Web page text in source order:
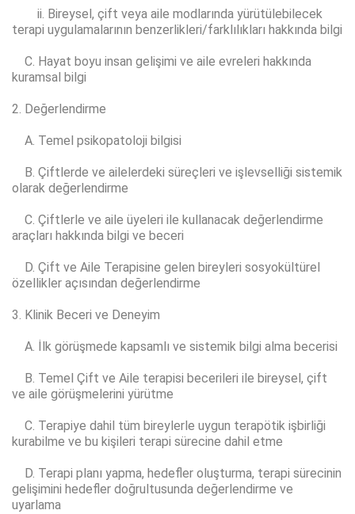
ii. Bireysel, çift veya aile modlarında yürütülebilecek
terapi uygulamalarının benzerlikleri/farklılıkları hakkında bilgi
C. Hayat boyu insan gelişimi ve aile evreleri hakkında
kuramsal bilgi
2. Değerlendirme
A. Temel psikopatoloji bilgisi
B. Çiftlerde ve ailelerdeki süreçleri ve işlevselliği sistemik
olarak değerlendirme
C. Çiftlerle ve aile üyeleri ile kullanacak değerlendirme
araçları hakkında bilgi ve beceri
D. Çift ve Aile Terapisine gelen bireyleri sosyokültürel
özellikler açısından değerlendirme
3. Klinik Beceri ve Deneyim
A. İlk görüşmede kapsamlı ve sistemik bilgi alma becerisi
B. Temel Çift ve Aile terapisi becerileri ile bireysel, çift
ve aile görüşmelerini yürütme
C. Terapiye dahil tüm bireylerle uygun terapötik işbirliği
kurabilme ve bu kişileri terapi sürecine dahil etme
D. Terapi planı yapma, hedefler oluşturma, terapi sürecinin
gelişimini hedefler doğrultusunda değerlendirme ve
uyarlama